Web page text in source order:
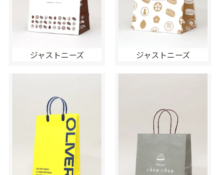
ジャストニーズ ジャストニーズ